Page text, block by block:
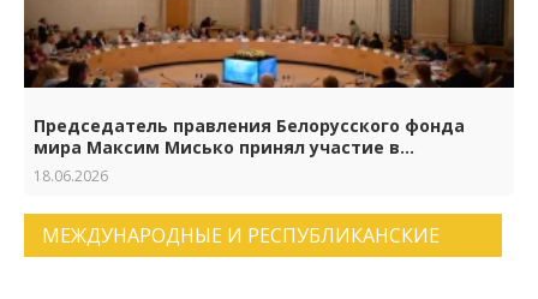
Председатель правления Белорусского фонда
мира Максим Мисько принял участие в
торжествах по случаю 65-летия Российского
18.06.2026
МЕЖДУНАРОДНЫЕ И РЕСПУБЛИКАНСКИЕ